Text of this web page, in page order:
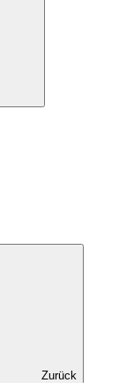
Zurück